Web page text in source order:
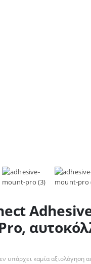
υπάρχει καμία αξιολόγηση